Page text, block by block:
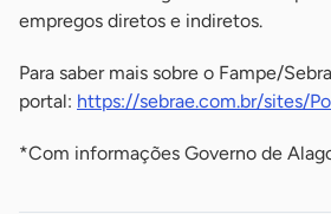
empregos diretos e indiretos.
Para saber mais sobre o Fampe/
portal: https://sebrae.com.br/sites/
*Com informações Governo de